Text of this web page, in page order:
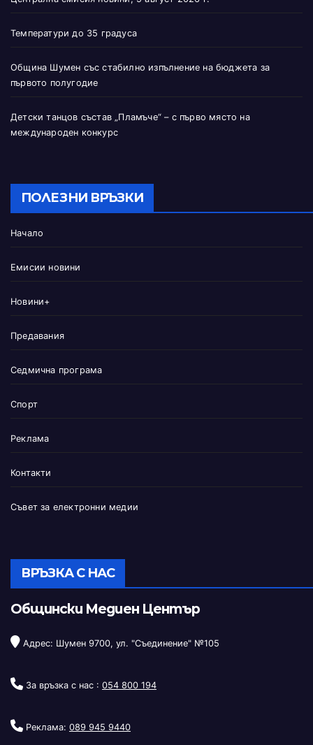
Температури до 35 градуса
Община Шумен със стабилно изпълнение на бюджета за
първото полугодие
Детски танцов състав „Пламъче“ – с първо място на
международен конкурс
ПОЛЕЗНИ ВРЪЗКИ
Начало
Емисии новини
Новини+
Предавания
Седмична програма
Спорт
Реклама
Контакти
Съвет за електронни медии
ВРЪЗКА С НАС
Общински Медиен Център
Адрес: Шумен 9700, ул. "Съединение" №105
За връзка с нас : 054 800 194
Реклама: 089 945 9440